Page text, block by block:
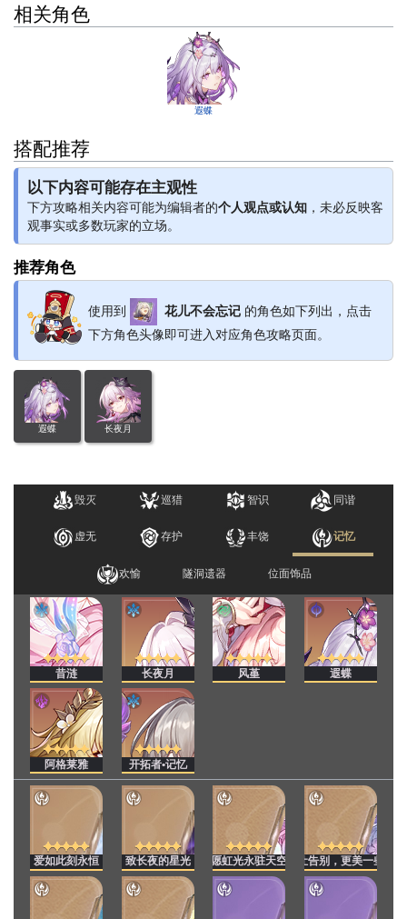
相关角色
遐蝶
搭配推荐
以下内容可能存在主观性
下方攻略相关内容可能为编辑者的个人观点或认知 ，未必反映客
观事实或多数玩家的立场。
推荐角色
使用到 花儿不会忘记 的角色如下列出，点击
下方角色头像即可进入对应角色攻略页面。
遐蝶 长夜月
毁灭 巡猎 智识 同谐
虚无 存护 丰饶 记忆
欢愉 隧洞遗器 位面饰品
昔涟 长夜月 风堇 遐蝶
阿格莱雅 开拓者•记忆
爱如此刻永恒 致长夜的星光 愿虹光永驻天空 让告别，更美一些